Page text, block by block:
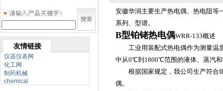
友情链接
仪器仪表网
化工网
制药机械
chemical
安徽华润主要生产热电偶、热电阻等
系列、型谱。
B型铂铑热电偶WRR-133概述
工业用装配式热电偶作为测量温度
中从0℃到1800℃范围的液体、蒸汽
根据国家规定，我公司生产符合
偶。